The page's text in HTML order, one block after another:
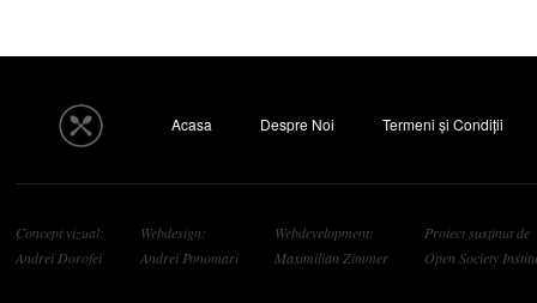
Acasa Despre Noi Termeni și Condiții
Concept vizual:
Andrei Dorofei
Webdesign:
Andrei Ponomari
Webdevelopment:
Maximilian Zimmer
Proiect susținut de
Open Society